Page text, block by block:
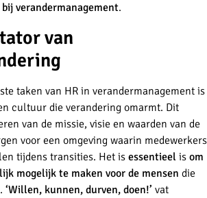
verandermanagement.
van
taken van HR in verandermanagement is
cultuur die verandering omarmt. Dit
van de missie, visie en waarden van de
voor een omgeving waarin medewerkers
tijdens transities. Het is essentieel is om
mogelijk te maken voor de mensen die
‘Willen, kunnen, durven, doen!’ vat